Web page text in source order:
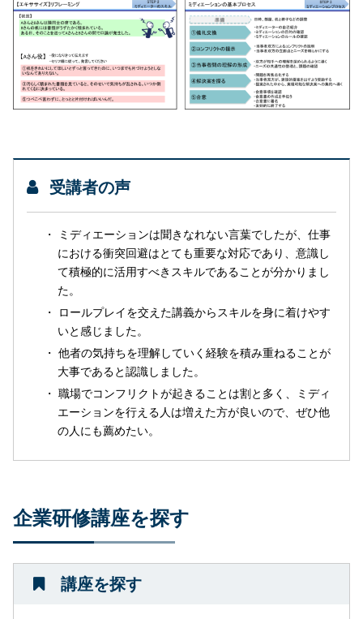
受講者の声
ミディエーションは聞きなれない言葉でしたが、仕事
における衝突回避はとても重要な対応であり、意識し
て積極的に活用すべきスキルであることが分かりまし
た。
ロールプレイを交えた講義からスキルを身に着けやす
いと感じました。
他者の気持ちを理解していく経験を積み重ねることが
大事であると認識しました。
職場でコンフリクトが起きることは割と多く、ミディ
エーションを行える人は増えた方が良いので、ぜひ他
の人にも薦めたい。
企業研修講座を探す
講座を探す